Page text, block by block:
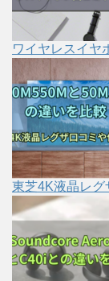
ワイヤレスイヤ
東芝4K液晶レグ